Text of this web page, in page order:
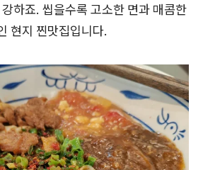
하죠. 씹을수록 고소한 면과 매콤한
현지 찐맛집입니다.